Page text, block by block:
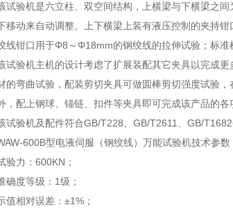
线）产品简介
试验机是六立柱、双空间结构，上横梁与下横梁之
移动来自动调整。上下横梁上装有液压控制的夹持
线钳口用于Φ8～Φ18mm的钢绞线的拉伸试验；标准
试验机主机的设计考虑了扩展装配其它夹具以完成
的弯曲试验，配装剪切夹具可做圆棒剪切强度试验
，配上钢球、锚链、扣件等夹具即可完成该产品的各
试验机及配件符合GB/T228、GB/T2611、GB/
600B型电液伺服（钢绞线）万能试验机技术参数
验力：600KN；
确度等级：1级；
值相对误差：±1%；